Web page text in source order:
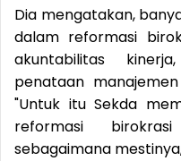
Dia mengatakan,
dalam reformasi
akuntabilitas
penataan
"Untuk itu Sekda
reformasi
sebagaimana